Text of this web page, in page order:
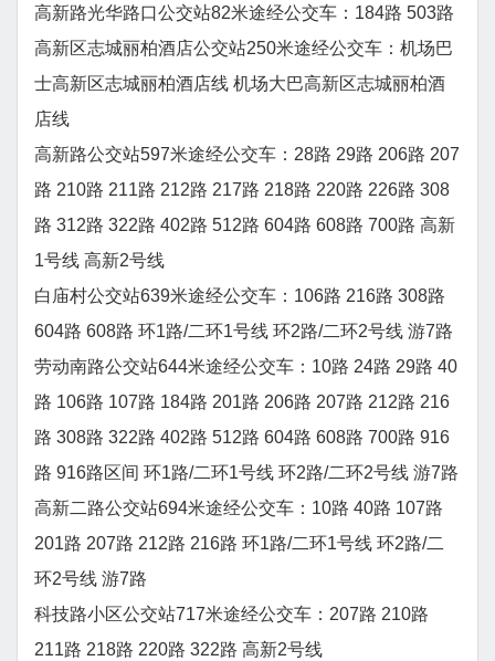
高新路光华路口公交站82米途经公交车：184路 503路
高新区志城丽柏酒店公交站250米途经公交车：机场巴
士高新区志城丽柏酒店线 机场大巴高新区志城丽柏酒
店线
高新路公交站597米途经公交车：28路 29路 206路 207
路 210路 211路 212路 217路 218路 220路 226路 308
路 312路 322路 402路 512路 604路 608路 700路 高新
1号线 高新2号线
白庙村公交站639米途经公交车：106路 216路 308路
604路 608路 环1路/二环1号线 环2路/二环2号线 游7路
劳动南路公交站644米途经公交车：10路 24路 29路 40
路 106路 107路 184路 201路 206路 207路 212路 216
路 308路 322路 402路 512路 604路 608路 700路 916
路 916路区间 环1路/二环1号线 环2路/二环2号线 游7路
高新二路公交站694米途经公交车：10路 40路 107路
201路 207路 212路 216路 环1路/二环1号线 环2路/二
环2号线 游7路
科技路小区公交站717米途经公交车：207路 210路
211路 218路 220路 322路 高新2号线